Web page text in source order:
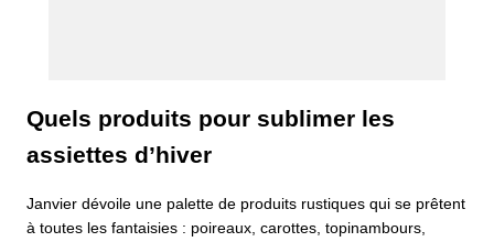
Quels produits pour sublimer les
assiettes d’hiver
Janvier dévoile une palette de produits rustiques qui se prêtent
à toutes les fantaisies : poireaux, carottes, topinambours,